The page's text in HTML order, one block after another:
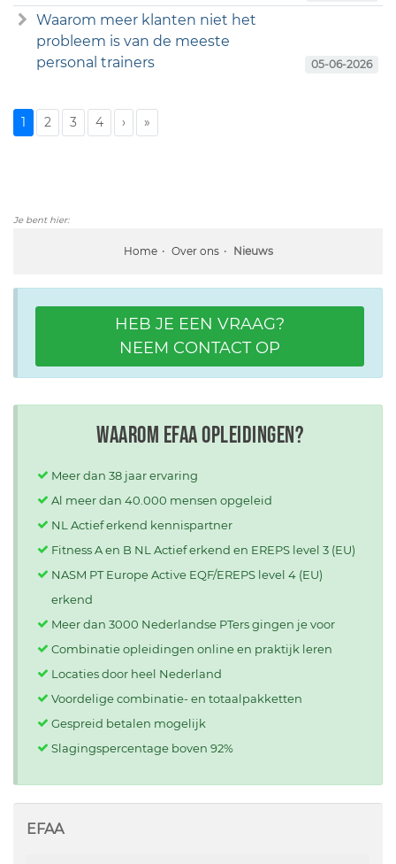
Waarom meer klanten niet het
probleem is van de meeste
personal trainers
05-06-2026
1 2 3 4 › »
Je bent hier:
Home Over ons Nieuws
HEB JE EEN VRAAG?
NEEM CONTACT OP
Waarom EFAA opleidingen?
Meer dan 38 jaar ervaring
Al meer dan 40.000 mensen opgeleid
NL Actief erkend kennispartner
Fitness A en B NL Actief erkend en EREPS level 3 (EU)
NASM PT Europe Active EQF/EREPS level 4 (EU)
erkend
Meer dan 3000 Nederlandse PTers gingen je voor
Combinatie opleidingen online en praktijk leren
Locaties door heel Nederland
Voordelige combinatie- en totaalpakketten
Gespreid betalen mogelijk
Slagingspercentage boven 92%
EFAA